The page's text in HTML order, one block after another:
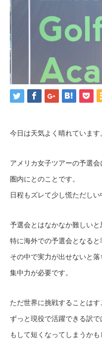
今日は天気よく晴れています
アメリカ女子ツアーの予選
圏内にとのことです。
日程もズレて少し慌ただし
予選会とはなかなか難しいと
特に海外での予選会となると
その中で実力が出せないと
集中力が必要です。
ただ世界に挑戦することはす
ずっと現役で活躍できる訳
もして短くなってしまうかも